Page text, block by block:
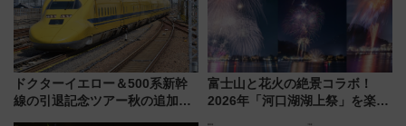
ドクターイエロー＆500系新幹
線の引退記念ツアー秋の追加企
富士山と花火の絶景コラボ！
2026年「河口湖湖上祭」を楽し